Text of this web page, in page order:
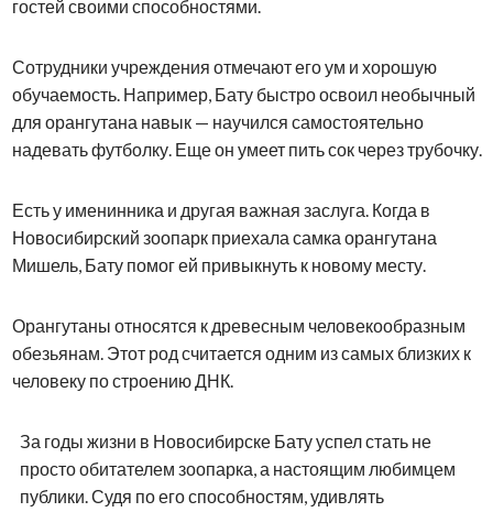
гостей своими способностями.
Сотрудники учреждения отмечают его ум и хорошую
обучаемость. Например, Бату быстро освоил необычный
для орангутана навык — научился самостоятельно
надевать футболку. Еще он умеет пить сок через трубочку.
Есть у именинника и другая важная заслуга. Когда в
Новосибирский зоопарк приехала самка орангутана
Мишель, Бату помог ей привыкнуть к новому месту.
Орангутаны относятся к древесным человекообразным
обезьянам. Этот род считается одним из самых близких к
человеку по строению ДНК.
За годы жизни в Новосибирске Бату успел стать не
просто обитателем зоопарка, а настоящим любимцем
публики. Судя по его способностям, удивлять